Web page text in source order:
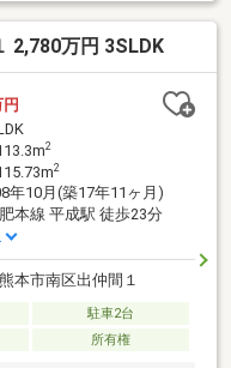
は大きな公園がたくさん
・桜十字病院まで徒歩約
整形外科や皮膚科など
ご来店 ご希望のお客様
希望のお日にちをお気
2,780万円 3SLDK
2
2
年10月(築17年11ヶ月)
本線 平成駅 徒歩23分
本市南区出仲間１
駐車2台
所有権